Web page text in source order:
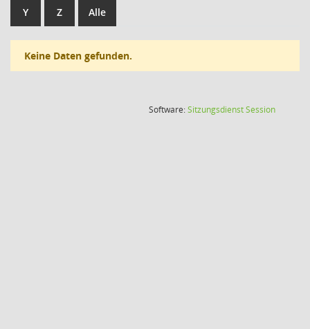
Y Z Alle
Keine Daten gefunden.
Software:SitzungsdienstSession(Wird in